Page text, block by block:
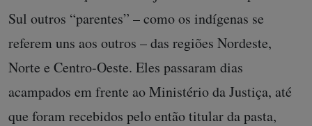
Sul outros “parentes” – como os indígenas se
referem uns aos outros – das regiões Nordeste,
Norte e Centro-Oeste. Eles passaram dias
acampados em frente ao Ministério da Justiça, até
que foram recebidos pelo então titular da pasta,